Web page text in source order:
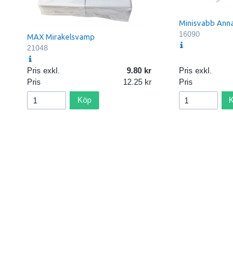
MAX Mirakelsvamp
21048
Pris exkl.
9.80
Pris
12.25
Köp
Minisvabb
16090
Pris exkl.
Pris